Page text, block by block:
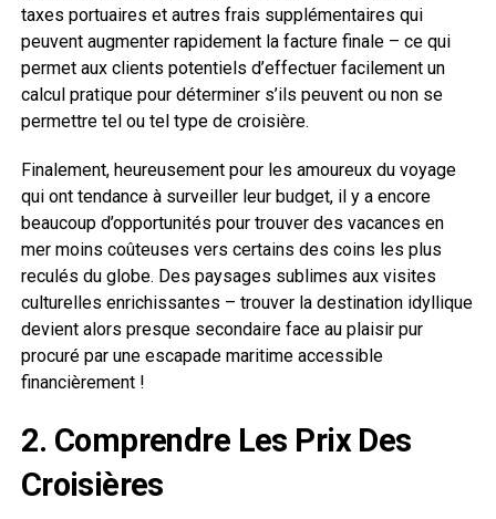
taxes portuaires et autres frais supplémentaires qui
peuvent augmenter rapidement la facture finale – ce qui
permet aux clients potentiels d’effectuer facilement un
calcul pratique pour déterminer s’ils peuvent ou non se
permettre tel ou tel type de croisière.
Finalement, heureusement pour les amoureux du voyage
qui ont tendance à surveiller leur budget, il y a encore
beaucoup d’opportunités pour trouver des vacances en
mer moins coûteuses vers certains des coins les plus
reculés du globe. Des paysages sublimes aux visites
culturelles enrichissantes – trouver la destination idyllique
devient alors presque secondaire face au plaisir pur
procuré par une escapade maritime accessible
financièrement !
2. Comprendre Les Prix Des
Croisières